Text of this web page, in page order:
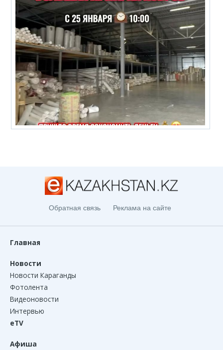
Обратная связь Реклама на сайте
Главная
Новости
Новости Караганды
Фотолента
Видеоновости
Интервью
eTV
Афиша